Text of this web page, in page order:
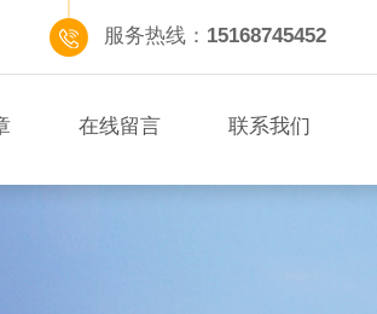
服务热线： 15168745452
在线留言 联系我们